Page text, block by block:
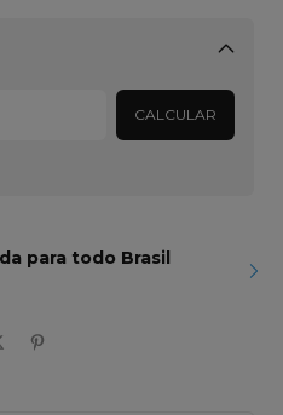
Alterar CEP
CALCULAR
para todo Brasil